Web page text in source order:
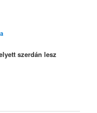
szerdán lesz